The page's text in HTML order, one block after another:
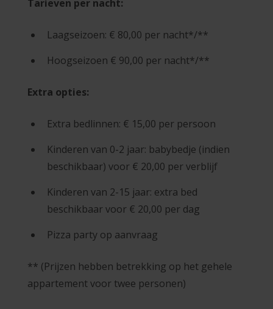
Tarieven per nacht:
Laagseizoen: € 80,00 per nacht*/**
Hoogseizoen € 90,00 per nacht*/**
Extra opties:
Extra bedlinnen: € 15,00 per persoon
Kinderen van 0-2 jaar: babybedje (indien
beschikbaar) voor € 20,00 per verblijf
Kinderen van 2-15 jaar: extra bed
beschikbaar voor € 20,00 per dag
Pizza party op aanvraag
** (Prijzen hebben betrekking op het gehele
appartement voor twee personen)